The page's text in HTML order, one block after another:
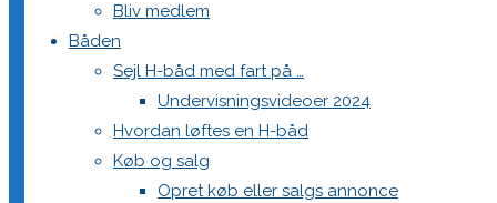
Bliv medlem
Båden
Sejl H-båd med fart på …
Undervisningsvideoer 2024
Hvordan løftes en H-båd
Køb og salg
Opret køb eller salgs annonce
Logo til stævner kort og lignende.
Læs mere